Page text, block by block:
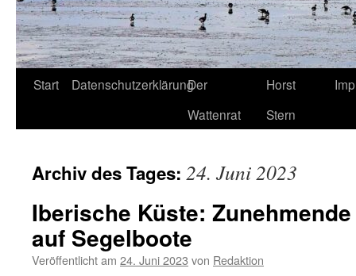
Start DatenschutzerklärungDer
Wattenrat
Horst
Stern
Archiv des Tages: 24. Juni 2023
Iberische Küste:
auf Segelboote
Veröffentlicht am 24. Juni 2023 von Redaktion